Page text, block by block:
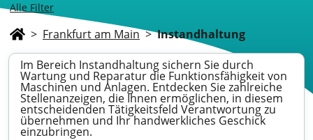
Alle Filter
> Frankfurt am Main > Instandhaltung
Im Bereich Instandhaltung sichern Sie durch
Wartung und Reparatur die Funktionsfähigkeit von
Maschinen und Anlagen. Entdecken Sie zahlreiche
Stellenanzeigen, die Ihnen ermöglichen, in diesem
entscheidenden Tätigkeitsfeld Verantwortung zu
übernehmen und Ihr handwerkliches Geschick
einzubringen.